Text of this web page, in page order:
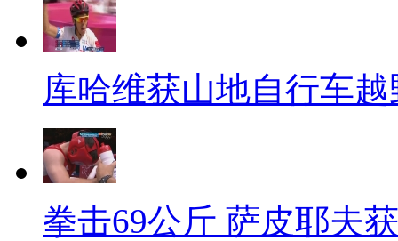
库哈维获山地自行车
拳击69公斤 萨皮耶夫